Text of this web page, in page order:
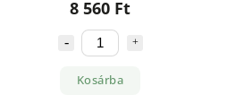
8 560 Ft
Kosárba